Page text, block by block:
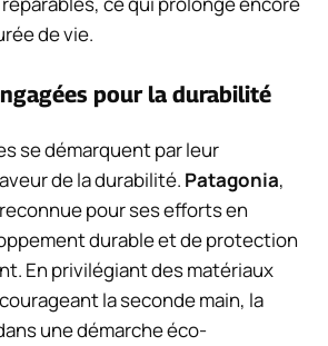
de vie.
pour la durabilité
se démarquent par leur
de la durabilité. Patagonia,
pour ses efforts en
durable et de protection
En privilégiant des matériaux
la seconde main, la
une démarche éco-